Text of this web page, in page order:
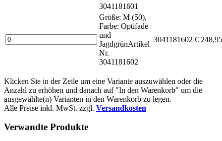
3041181601
Größe: M (50),
Farbe: Optifade
und
JagdgrünArtikel
Nr.
3041181602
3041181602 € 248,95
Klicken Sie in der Zeile um eine Variante auszuwählen oder die
Anzahl zu erhöhen und danach auf "In den Warenkorb" um die
ausgewählte(n) Varianten in den Warenkorb zu legen.
Alle Preise inkl. MwSt. zzgl. Versandkosten
Verwandte Produkte